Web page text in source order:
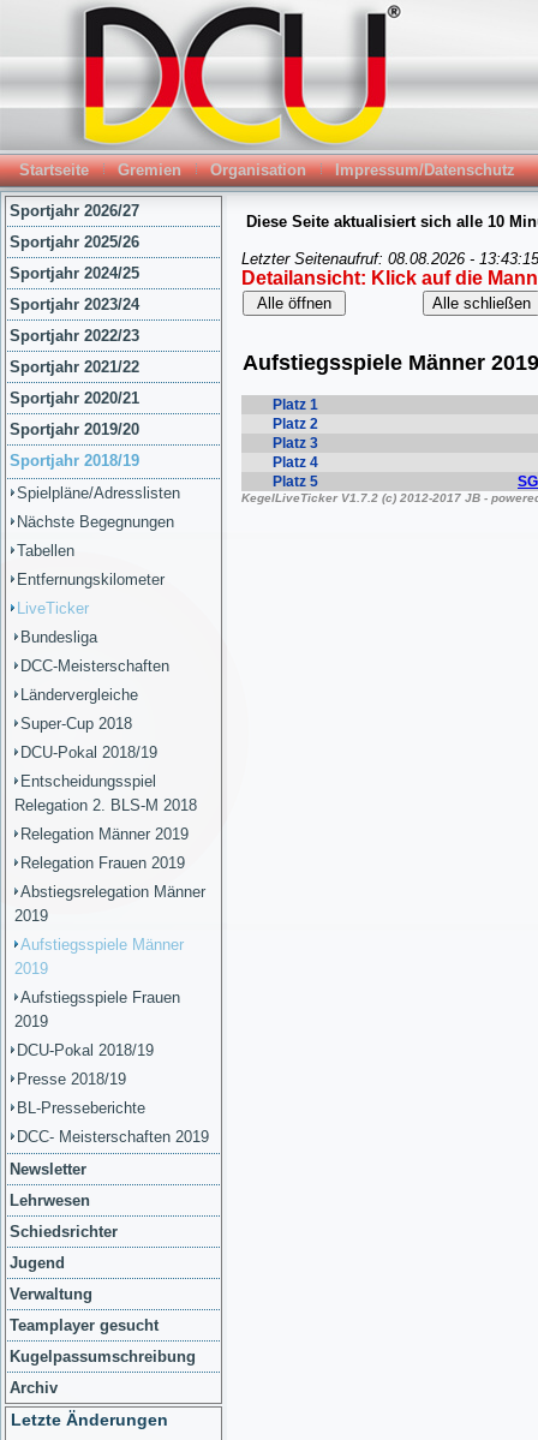
Startseite Gremien Organisation Impressum/Datenschutz
Sportjahr 2026/27
Sportjahr 2025/26
Sportjahr 2024/25
Sportjahr 2023/24
Sportjahr 2022/23
Sportjahr 2021/22
Sportjahr 2020/21
Sportjahr 2019/20
Sportjahr 2018/19
Spielpläne/Adresslisten
Nächste Begegnungen
Tabellen
Entfernungskilometer
LiveTicker
Bundesliga
DCC-Meisterschaften
Ländervergleiche
Super-Cup 2018
DCU-Pokal 2018/19
Entscheidungsspiel
Relegation 2. BLS-M 2018
Relegation Männer 2019
Relegation Frauen 2019
Abstiegsrelegation Männer
2019
Aufstiegsspiele Männer
2019
Aufstiegsspiele Frauen
2019
DCU-Pokal 2018/19
Presse 2018/19
BL-Presseberichte
DCC- Meisterschaften 2019
Newsletter
Lehrwesen
Schiedsrichter
Jugend
Verwaltung
Teamplayer gesucht
Kugelpassumschreibung
Archiv
Letzte Änderungen